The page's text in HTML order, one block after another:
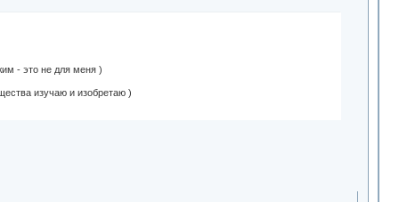
- это не для меня )
изучаю и изобретаю )